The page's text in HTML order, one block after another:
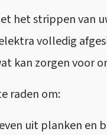
het strippen van
volledig
kan zorgen voor
raden om:
uit planken en